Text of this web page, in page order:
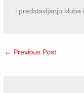
i predstavljanju kluba
← Previous Post